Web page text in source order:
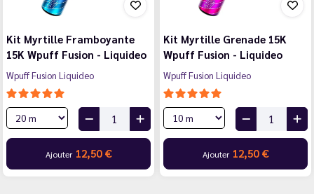
Kit Myrtille Framboyante
15K Wpuff Fusion - Liquideo
Wpuff Fusion Liquideo
Ajouter 12,50 €
Kit Myrtille Grenade 15K
Wpuff Fusion - Liquideo
Wpuff Fusion Liquideo
Ajouter 12,50 €